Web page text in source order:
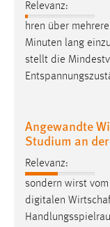
Relevanz:
hren über
Minuten lang
stellt die
Angewandte
Studium an
Relevanz:
sondern wirst
digitalen